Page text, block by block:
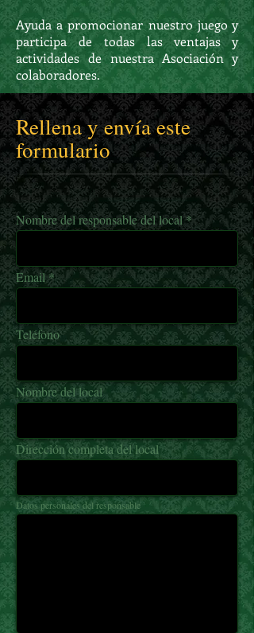
Ayuda a promocionar nuestro juego y
participa de todas las ventajas y
actividades de nuestra Asociación y
colaboradores.
Rellena y envía este
formulario
Nombre del responsable del local
Email
Teléfono
Nombre del local
Dirección completa del local
Datos personales del responsable